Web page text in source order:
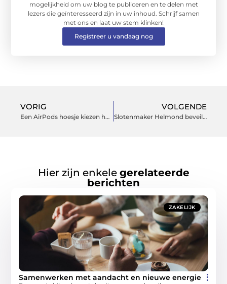
mogelijkheid om uw blog te publiceren en te delen met
lezers die geïnteresseerd zijn in uw inhoud. Schrijf samen
met ons en laat uw stem klinken!
Registreer u vandaag nog
VORIG
Een AirPods hoesje kiezen hoe doe je dat?
VOLGENDE
Slotenmaker Helmond beveiligt je huis tegen inbrekers.
Hier zijn enkele gerelateerde
berichten
ZAKELIJK
Samenwerken met aandacht en nieuwe energie